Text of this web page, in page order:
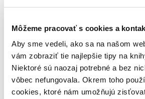
Môžeme pracovať s cookies a
Aby sme vedeli, ako sa na našom
vám zobraziť tie najlepšie tipy na
Niektoré sú naozaj potrebné a bez
vôbec nefungovala. Okrem toho
cookies, ktoré nám umožňujú
Roberto Ampuero (4 tituly)
Annie Ernaux (4 tituly)Annie
Veronika Saforková (4 tituly)
Ruth Shaw (4 tituly)
Ruth Shaw
Jonathan Srpen (4 tituly) Jonathan
Sophie Kinsella (3 tituly)Sophie
Miika Nousiainen (3 tituly)Miika